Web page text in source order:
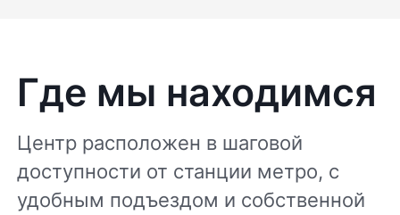
Где мы находимся
Центр расположен в шаговой
доступности от станции метро, с
удобным подъездом и собственной